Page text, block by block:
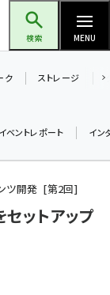
検索 MENU
利の絆～ (2329)
ク ストレージ
イベントレポート イン
ツ開発 第2回
ットアップ